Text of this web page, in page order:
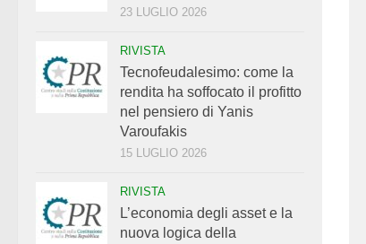
23 LUGLIO 2026
RIVISTA
Tecnofeudalesimo: come la
rendita ha soffocato il profitto
nel pensiero di Yanis
Varoufakis
15 LUGLIO 2026
RIVISTA
L’economia degli asset e la
nuova logica della